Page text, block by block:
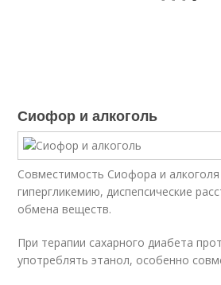
Сиофор и алкоголь
Совместимость Сиофора и
гипергликемию, диспепсические
обмена веществ.
При терапии сахарного диабета
употреблять этанол, особенно